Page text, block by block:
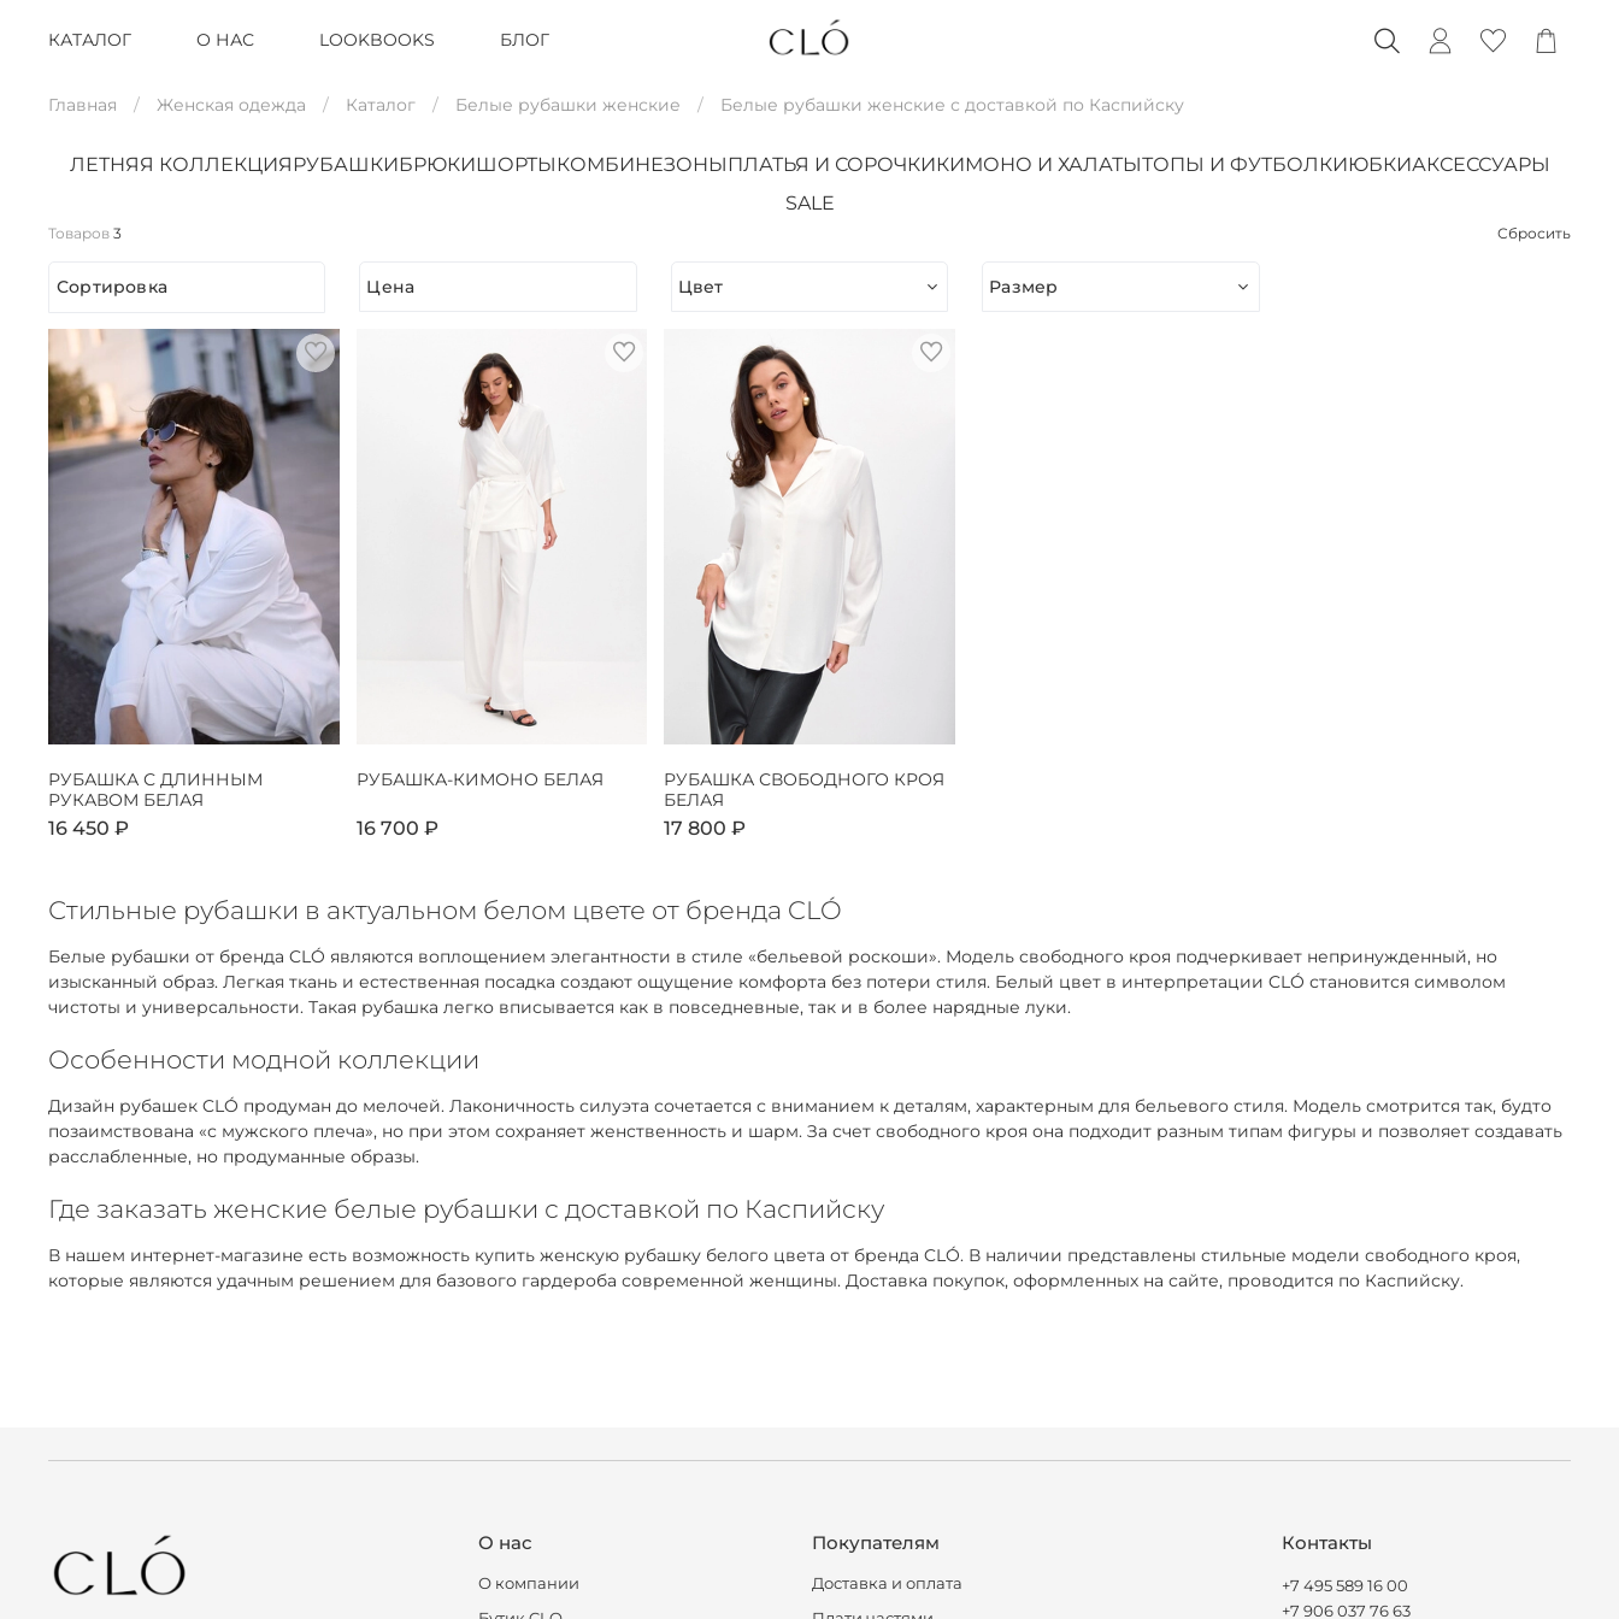
КАТАЛОГ О НАС LOOKBOOKS БЛОГ
Главная Женская одежда Каталог Белые рубашки женские Белые рубашки женские с доставкой по Каспийску
ЛЕТНЯЯ КОЛЛЕКЦИЯ РУБАШКИБРЮКИШОРТЫ КОМБИНЕЗОНЫ ПЛАТЬЯ И СОРОЧКИКИМОНО И ХАЛАТЫТОПЫ И ФУТБОЛКИЮБКИАКСЕССУАРЫ
SALE
Товаров 3 Сбросить
Сортировка Цена Цвет Размер
РУБАШКА С ДЛИННЫМ
РУКАВОМ БЕЛАЯ
16 450 ₽
РУБАШКА-КИМОНО БЕЛАЯ
16 700 ₽
РУБАШКА СВОБОДНОГО КРОЯ
БЕЛАЯ
17 800 ₽
Стильные рубашки в актуальном белом цвете от бренда CLÓ
Белые рубашки от бренда CLÓ являются воплощением элегантности в стиле «бельевой роскоши». Модель свободного кроя подчеркивает непринужденный, но
изысканный образ. Легкая ткань и естественная посадка создают ощущение комфорта без потери стиля. Белый цвет в интерпретации CLÓ становится символом
чистоты и универсальности. Такая рубашка легко вписывается как в повседневные, так и в более нарядные луки.
Особенности модной коллекции
Дизайн рубашек CLÓ продуман до мелочей. Лаконичность силуэта сочетается с вниманием к деталям, характерным для бельевого стиля. Модель смотрится так, будто
позаимствована «с мужского плеча», но при этом сохраняет женственность и шарм. За счет свободного кроя она подходит разным типам фигуры и позволяет создавать
расслабленные, но продуманные образы.
Где заказать женские белые рубашки с доставкой по Каспийску
В нашем интернет-магазине есть возможность купить женскую рубашку белого цвета от бренда CLÓ. В наличии представлены стильные модели свободного кроя,
которые являются удачным решением для базового гардероба современной женщины. Доставка покупок, оформленных на сайте, проводится по Каспийску.
О нас
О компании
Покупателям
Доставка и оплата
Контакты
+7 495 589 16 00
+7 906 037 76 63